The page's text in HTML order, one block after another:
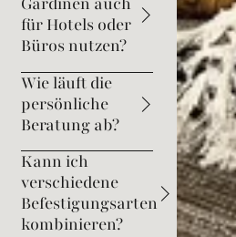
für Hotels oder
Büros nutzen?
Wie läuft die
persönliche
Beratung ab?
Kann ich
verschiedene
Befestigungsarten
kombinieren?